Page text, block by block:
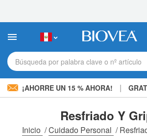
sitio
incluye
sistema
de Búsqueda por palabra clave o nº artículo
¡AHORRE UN 15 % AHORA! |
Resfriado Y
Inicio /Cuidado Personal /